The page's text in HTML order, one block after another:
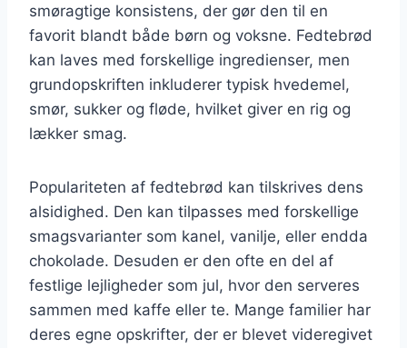
smøragtige konsistens, der gør den til en
favorit blandt både børn og voksne. Fedtebrød
kan laves med forskellige ingredienser, men
grundopskriften inkluderer typisk hvedemel,
smør, sukker og fløde, hvilket giver en rig og
lækker smag.
Populariteten af fedtebrød kan tilskrives dens
alsidighed. Den kan tilpasses med forskellige
smagsvarianter som kanel, vanilje, eller endda
chokolade. Desuden er den ofte en del af
festlige lejligheder som jul, hvor den serveres
sammen med kaffe eller te. Mange familier har
deres egne opskrifter, der er blevet videregivet